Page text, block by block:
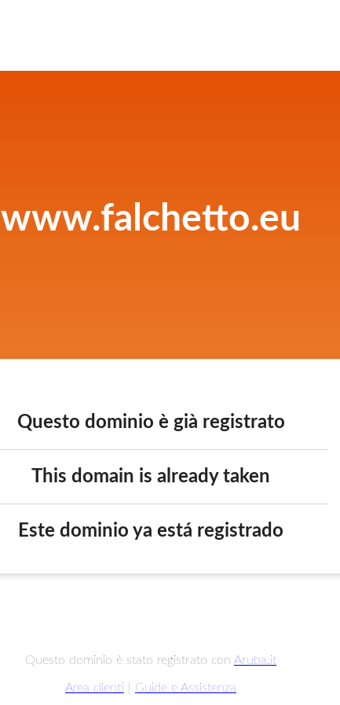
www.falchetto.eu
Questo dominio è già registrato
This domain is already taken
Este dominio ya está registrado
Questo dominio è stato registrato con Aruba.it
Area clienti Guide e Assistenza